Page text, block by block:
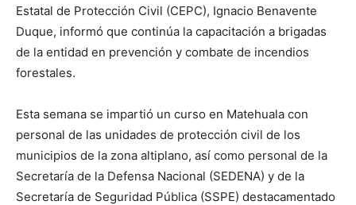
Estatal de Protección Civil (CEPC), Ignacio Benavente
Duque, informó que continúa la capacitación a brigadas
de la entidad en prevención y combate de incendios
forestales.
Esta semana se impartió un curso en Matehuala con
personal de las unidades de protección civil de los
municipios de la zona altiplano, así como personal de la
Secretaría de la Defensa Nacional (SEDENA) y de la
Secretaría de Seguridad Pública (SSPE) destacamentado